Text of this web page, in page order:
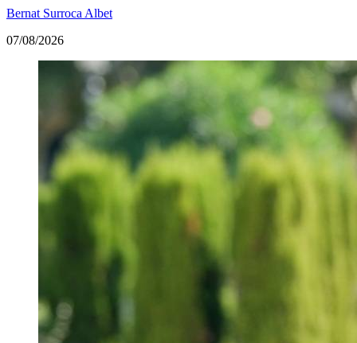
Bernat Surroca Albet
07/08/2026